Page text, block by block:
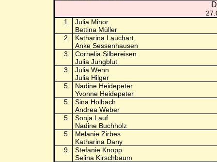
1.
Julia Minor
Bettina Müller
2.
Katharina Lauchart
Anke Sessenhausen
3.
Cornelia Silbereisen
Julia Jungblut
3.
Julia Wenn
Julia Hilger
5.
Nadine Heidepeter
Yvonne Heidepeter
5.
Sina Holbach
Andrea Weber
5.
Sonja Lauf
Nadine Buchholz
5.
Melanie Zirbes
Katharina Dany
9.
Stefanie Knopp
Selina Kirschbaum